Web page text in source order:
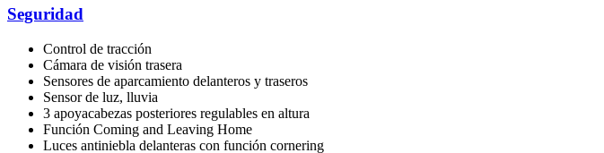
Seguridad
Control de tracción
Cámara de visión trasera
Sensores de aparcamiento delanteros y traseros
Sensor de luz, lluvia
3 apoyacabezas posteriores regulables en altura
Función Coming and Leaving Home
Luces antiniebla delanteras con función cornering